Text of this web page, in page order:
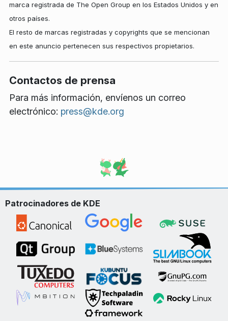
marca registrada de The Open Group en los Estados Unidos y en
otros países.
El resto de marcas registradas y copyrights que se mencionan
en este anuncio pertenecen sus respectivos propietarios.
Contactos de prensa
Para más información, envíenos un correo
electrónico: press@kde.org
Patrocinadores de KDE